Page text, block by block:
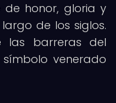
de honor, gloria y
de los siglos.
las barreras del
venerado